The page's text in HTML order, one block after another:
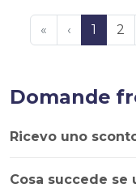
« ‹ 1 2
Domande
Ricevo uno
Cosa succede se